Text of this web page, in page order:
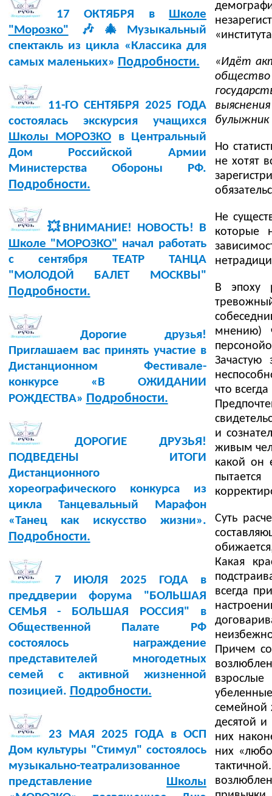
17 ОКТЯБРЯ в Школе
"Морозко" 🎶🎄Музыкальный
спектакль из цикла «Классика для
самых маленьких» Подробности.
11-ГО СЕНТЯБРЯ 2025 ГОДА
состоялась экскурсия учащихся
Школы МОРОЗКО в Центральный
Дом Российской Армии
Министерства Обороны РФ.
Подробности.
💥ВНИМАНИЕ! НОВОСТЬ! В
Школе "МОРОЗКО" начал работать
с сентября ТЕАТР ТАНЦА
"МОЛОДОЙ БАЛЕТ МОСКВЫ"
Подробности.
Дорогие друзья!
Приглашаем вас принять участие в
Дистанционном Фестивале-
конкурсе «В ОЖИДАНИИ
РОЖДЕСТВА» Подробности.
ДОРОГИЕ ДРУЗЬЯ!
ПОДВЕДЕНЫ ИТОГИ
Дистанционного
хореографического конкурса из
цикла Танцевальный Марафон
«Танец как искусство жизни».
Подробности.
7 ИЮЛЯ 2025 ГОДА в
преддверии форума "БОЛЬШАЯ
СЕМЬЯ - БОЛЬШАЯ РОССИЯ" в
Общественной Палате РФ
состоялось награждение
представителей многодетных
семей с активной жизненной
позицией. Подробности.
23 МАЯ 2025 ГОДА в ОСП
Дом культуры "Стимул" состоялось
музыкально-театрализованное
представление Школы
«Идёт
булыжник
Но
не хотят
Не
которые
В эпоху
мнению)
что
и
живым
какой он
Суть
Какая
всегда
Причем
семейной
десятой и
них
них